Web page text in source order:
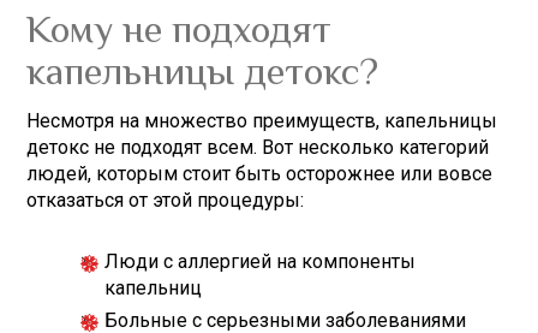
Кому не подходят
капельницы детокс?
Несмотря на множество преимуществ, капельницы
детокс не подходят всем. Вот несколько категорий
людей, которым стоит быть осторожнее или вовсе
отказаться от этой процедуры:
Люди с аллергией на компоненты
капельниц
Больные с серьезными заболеваниями